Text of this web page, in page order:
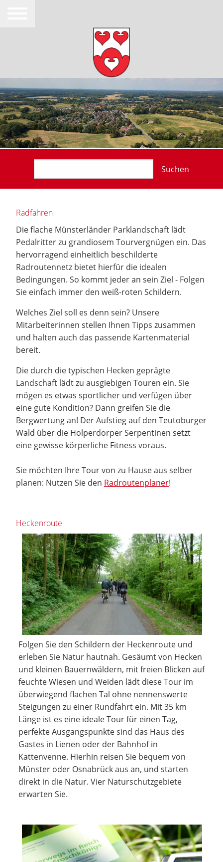
Suchen
Radfahren
Die flache Münsterländer Parklandschaft lädt
Pedalritter zu grandiosem Tourvergnügen ein. Das
hervorragend einheitlich beschilderte
Radroutennetz bietet hierfür die idealen
Bedingungen. So kommt jeder an sein Ziel - Folgen
Sie einfach immer den weiß-roten Schildern.
Welches Ziel soll es denn sein? Unsere
Mitarbeiterinnen stellen Ihnen Tipps zusammen
und halten auch das passende Kartenmaterial
bereit.
Die durch die typischen Hecken geprägte
Landschaft lädt zu ausgiebigen Touren ein. Sie
mögen es etwas sportlicher und verfügen über
eine gute Kondition? Dann greifen Sie die
Bergwertung an! Der Aufstieg auf den Teutoburger
Wald über die Holperdorper Serpentinen setzt
eine gewisse körperliche Fitness voraus.
Sie möchten Ihre Tour von zu Hause aus selber
planen: Nutzen Sie den Radroutenplaner!
Heckenroute
Folgen Sie den Schildern der Heckenroute und
erleben Sie Natur hautnah. Gesäumt von Hecken
und kleinen Bauernwäldern, mit freien Blicken auf
feuchte Wiesen und Weiden lädt diese Tour im
überwiegend flachen Tal ohne nennenswerte
Steigungen zu einer Rundfahrt ein. Mit 35 km
Länge ist es eine ideale Tour für einen Tag,
perfekte Ausgangspunkte sind das Haus des
Gastes in Lienen oder der Bahnhof in
Kattenvenne. Hierhin reisen Sie bequem von
Münster oder Osnabrück aus an, und starten
direkt in die Natur. Vier Naturschutzgebiete
erwarten Sie.